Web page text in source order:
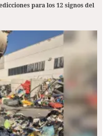
para los 12 signos del